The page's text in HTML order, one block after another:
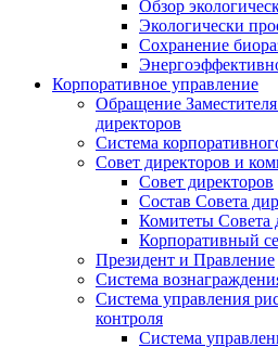
Обзор
Экологически
Сохранение
Корпоративное управление
Обращение
директоров
Система
Совет директоров и
Совет директоров
Состав Совета
Комитеты Совета
Корпоративный
Президент и Правление
Система
Система управления
контроля
Система